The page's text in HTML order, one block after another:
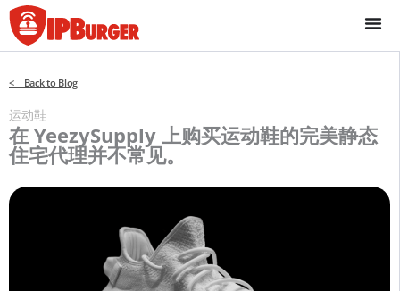
跳
至
内
< Back to Blog
运动鞋
在 YeezySupply 上购买运动鞋的完美静态
住宅代理并不常见。